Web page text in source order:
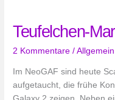
Teufelchen-
2 Kommentare /Allgemein
Im NeoGAF sind heute
aufgetaucht, die frühe